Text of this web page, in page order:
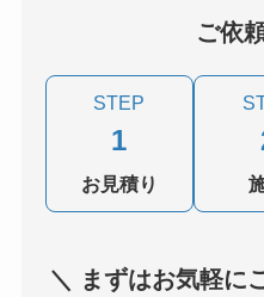
ご依
STEP
1
お見積り
＼ まずはお気軽に